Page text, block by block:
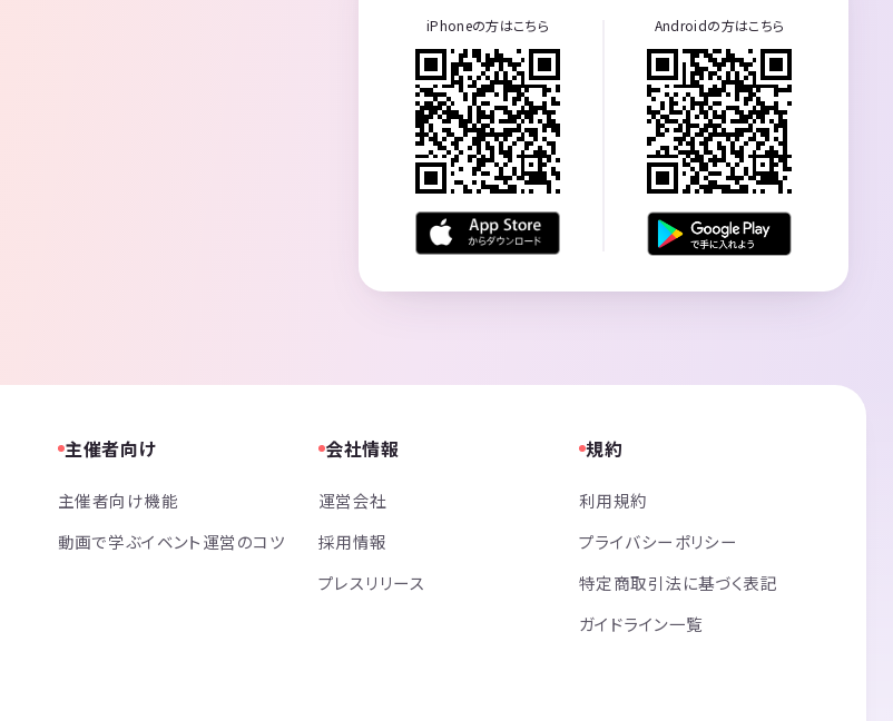
iPhoneの方はこちら Androidの方はこちら
主催者向け
主催者向け機能
動画で学ぶイベント運営のコツ
会社情報
運営会社
採用情報
プレスリリース
規約
利用規約
プライバシーポリシー
特定商取引法に基づく表記
ガイドライン一覧